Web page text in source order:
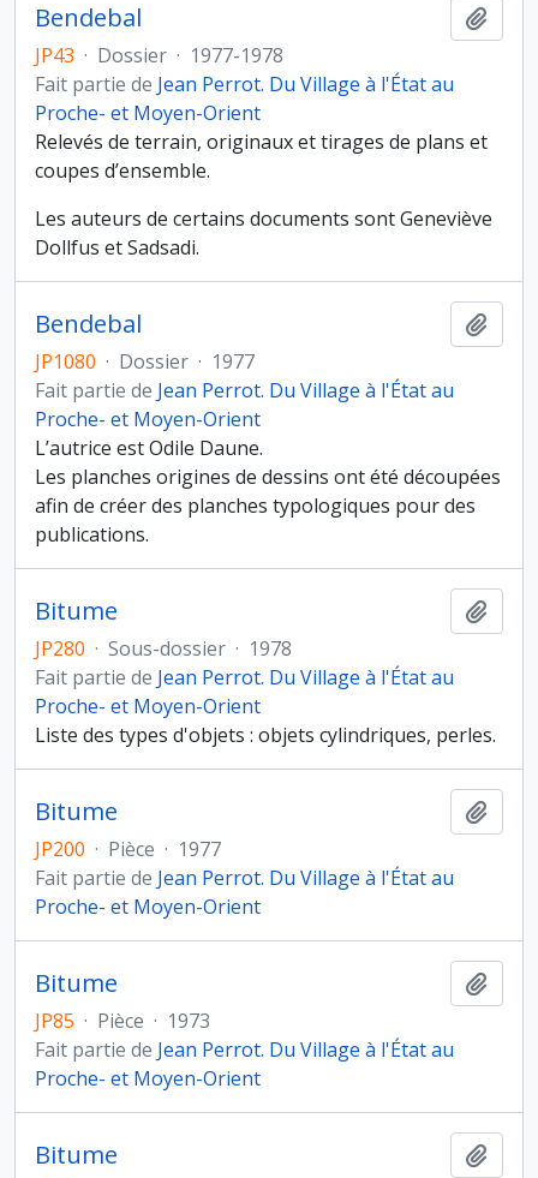
Bendebal
JP43 · Dossier · 1977-1978
Fait partie de Jean Perrot. Du Village à l'État au
Proche- et Moyen-Orient
Relevés de terrain, originaux et tirages de plans et
coupes d’ensemble.
Les auteurs de certains documents sont Geneviève
Dollfus et Sadsadi.
Bendebal
JP1080 · Dossier · 1977
Fait partie de Jean Perrot. Du Village à l'État au
Proche- et Moyen-Orient
L’autrice est Odile Daune.
Les planches origines de dessins ont été découpées
afin de créer des planches typologiques pour des
publications.
Bitume
JP280 · Sous-dossier · 1978
Fait partie de Jean Perrot. Du Village à l'État au
Proche- et Moyen-Orient
Liste des types d'objets : objets cylindriques, perles.
Bitume
JP200 · Pièce · 1977
Fait partie de Jean Perrot. Du Village à l'État au
Proche- et Moyen-Orient
Bitume
JP85 · Pièce · 1973
Fait partie de Jean Perrot. Du Village à l'État au
Proche- et Moyen-Orient
Bitume